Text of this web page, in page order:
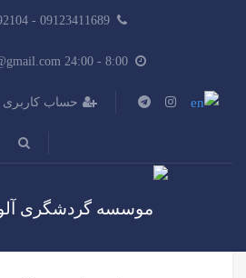
09123411689 - 02191692104
8:00 - alvaresgasht.ir@gmail.com 24:00
حساب کاربری